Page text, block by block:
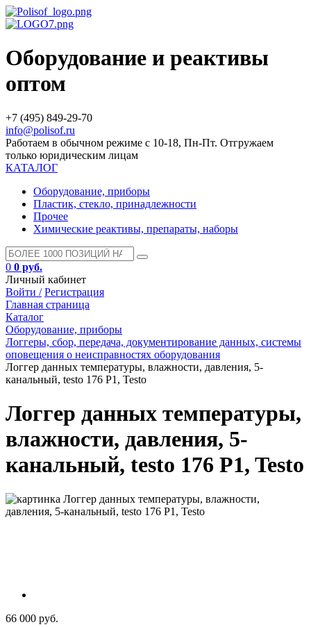
Оборудование и реактивы
оптом
+7 (495) 849-29-70
info@polisof.ru
Работаем в обычном режиме с 10-18, Пн-Пт. Отгружаем
только юридическим лицам
КАТАЛОГ
Оборудование, приборы
Пластик, стекло, принадлежности
Прочее
Химические реактивы, препараты, наборы
0 0 руб.
Личный кабинет
Войти / Регистрация
Главная страница
Каталог
Оборудование, приборы
Логгеры, сбор, передача, документирование данных, системы
оповещения о неисправностях оборудования
Логгер данных температуры, влажности, давления, 5-
канальный, testo 176 P1, Testo
Логгер данных температуры,
влажности, давления, 5-
канальный, testo 176 P1, Testo
66 000 руб.